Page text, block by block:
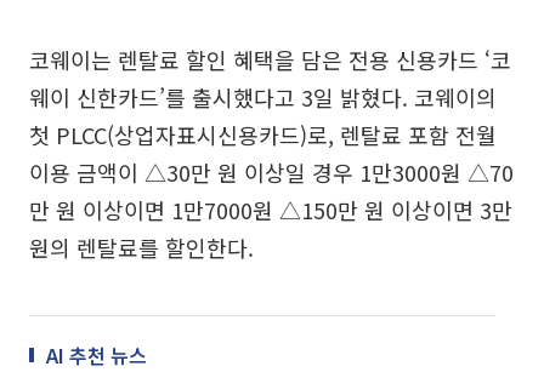
코웨이는 렌탈료 할인 혜택을 담은 전용 신용카드 ‘코
웨이 신한카드’를 출시했다고 3일 밝혔다. 코웨이의
첫 PLCC(상업자표시신용카드)로, 렌탈료 포함 전월
이용 금액이 △30만 원 이상일 경우 1만3000원 △70
만 원 이상이면 1만7000원 △150만 원 이상이면 3만
원의 렌탈료를 할인한다.
AI 추천 뉴스